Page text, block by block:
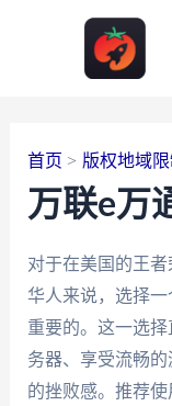
首页 版权地域限
万联e万
对于在美国的王
华人来说，选择
重要的。这一选
务器、享受流畅
的挫败感。推荐